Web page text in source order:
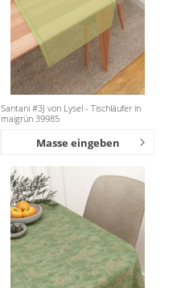
Santani #3J von Lysel - Tischläufer in
maigrün 39985
Masse eingeben